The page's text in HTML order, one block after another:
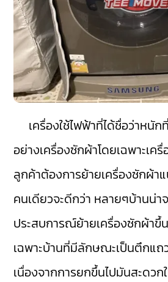
เครื่องใช้ไฟฟ้าที่ได้ชื่อว่าหนัก
อย่างเครื่องซักผ้าโดยเฉพาะเค
ลูกค้าต้องการย้ายเครื่องซักผ้าแ
คนเดียวจะดีกว่า หลายๆบ้านน่า
ประสบการณ์ย้ายเครื่องซักผ้าขึ้
เฉพาะบ้านที่มีลักษณะเป็นตึกแถ
เนื่องจากการยกขึ้นไปมันสะดวก